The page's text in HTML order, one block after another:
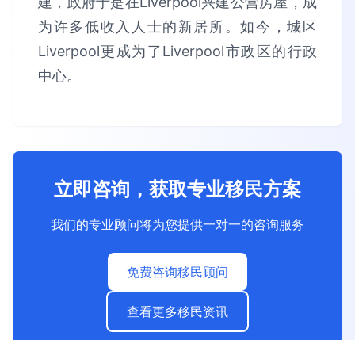
为许多低收入人士的新居所。如今，城区
Liverpool更成为了Liverpool市政区的行政
中心。
立即咨询，获取专业移民方案
我们的专业顾问将为您提供一对一的咨询服务
免费咨询移民顾问
查看更多移民资讯